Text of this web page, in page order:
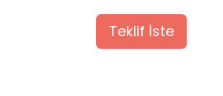
Teklif İste